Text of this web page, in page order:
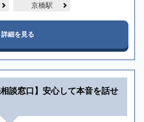
京橋駅
詳細を見る
談窓口】安心して本音を話せ